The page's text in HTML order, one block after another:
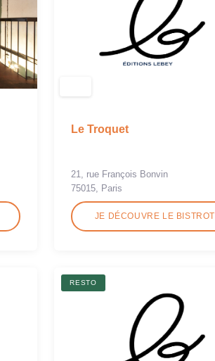
Le Troquet
21, rue François Bonvin
75015, Paris
JE DÉCOUVRE LE BISTROT
RESTO